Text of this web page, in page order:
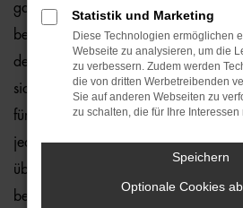
ganzer Linie. Wir von der Auto-
bereits seit vielen Jahren mit VW und
der Fahrzeuge begeistert. Dennoch
sicher und schauen bei jedem VW T-
für Hamburg genauestens nach.
jedes Auto in unserer
überprüft und ggf. repariert und
besteht darin, dass wir nur
Statistik und Marketing
Diese Technologien ermöglichen
Webseite zu analysieren, um die
zu verbessern. Zudem werden
die von dritten Werbetreibenden
Sie auf anderen Webseiten zu
zu schalten, die für Ihre
Speichern
Optionale Cookies